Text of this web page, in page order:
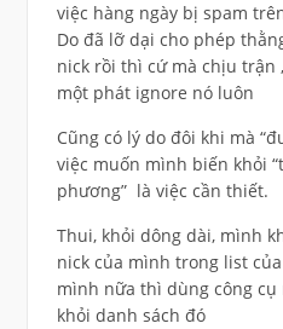
việc hàng ngày bị spam
Do đã lỡ dại cho phép
nick rồi thì cứ mà chịu trận
một phát ignore nó luôn
Cũng có lý do đôi khi mà
việc muốn mình biến khỏi
phương” là việc cần thiết.
Thui, khỏi dông dài, mình
nick của mình trong list
mình nữa thì dùng công cụ
khỏi danh sách đó